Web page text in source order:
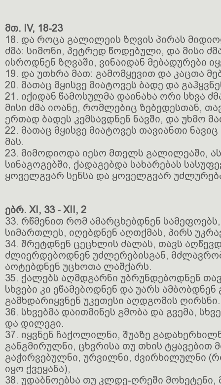
მთ. IV, 18-23
18. და როცა გალილეის ზღვის პირას
ძმა: სიმონი, პეტრედ წოდებული, და მისი
ისროდნენ ზღვაში, ვინაიდან მებადურები
19. და უთხრა მათ: გამომყევით და კაცთა
20. მათაც მყისვე მიატოვეს ბადე და
21. იქიდან წამოსულმა დაინახა ორი სხვა
მისი ძმა იოანე, რომლებიც ზებედესთან,
ერთად ბადეს კემსავდნენ ნავში, და უხმო
22. მათაც მყისვე მიატოვეს თავიანთი
მას.
23. მიმოდიოდა იესო მთელს გალილეაში,
სინაგოგებში, ქადაგებდა სახარებას
ყოველგვარ სენსა და ყოველგვარ
ებრ. XI, 33 - XII, 2
33. რწმენით რომ ამარცხებდნენ
სიმართლეს, იღებდნენ აღთქმას, პირს
34. შრეტდნენ ცეცხლის ძალას, თავს
ძლიერდებოდნენ უძლერებისგან,
აოტებდნენ უცხოთა ლაშქარს.
35. ქალებს აღმდგარნი უბრუნდებოდნენ
სხვები კი ეწამებოდნენ და უარს
გამხდარიყვნენ უკეთესი აღდგომის ღირსნი.
36. სხვებმა დაითმინეს გმობა და გვემა,
და დილეგი.
37. იყვნენ ჩაქოლილნი, შუაზე
განგმირულნი, ცხვრისა თუ თხის ტყავებით
გაჭირვებულნი, ურვილნი, ძვირხილულნი
იყო ქვეყანა),
38. უდაბნოებსა თუ კლდე-ღრეში მოხეტენი,